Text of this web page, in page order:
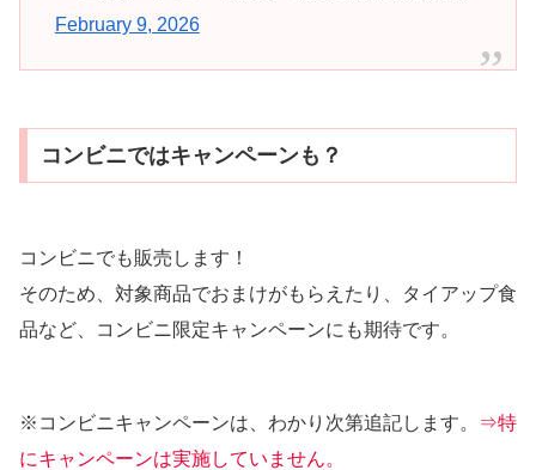
February 9, 2026
コンビニではキャンペーンも？
コンビニでも販売します！
そのため、対象商品でおまけがもらえたり、タイアップ食
品など、コンビニ限定キャンペーンにも期待です。
※コンビニキャンペーンは、わかり次第追記します。
⇒特
にキャンペーンは実施していません。